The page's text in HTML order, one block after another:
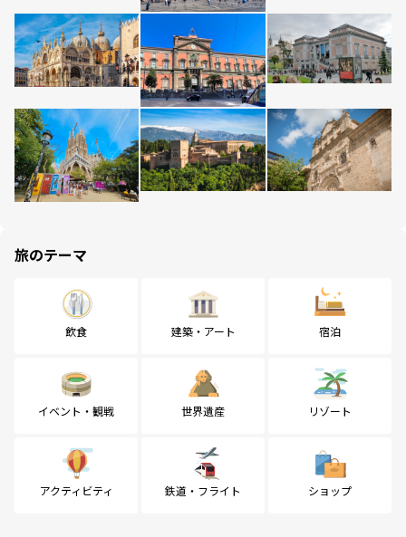
旅のテーマ
飲食 建築・アート 宿泊
イベント・観戦 世界遺産 リゾート
アクティビティ 鉄道・フライト ショップ